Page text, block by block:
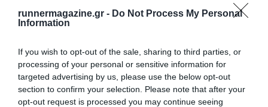
runnermagazine.gr - Do Not Process My Personal
Information
If you wish to opt-out of the sale, sharing to third parties, or
processing of your personal or sensitive information for
targeted advertising by us, please use the below opt-out
section to confirm your selection. Please note that after your
opt-out request is processed you may continue seeing
Τον Υποστηρικτή Προγράμματος Σαββάτου:
Ελληνική Ποδοσφαιρική Ομοσπονδία (ΕΠΟ)
Την Εθελοντική Διασωστική Ομάδα Κρίσεων
Τους Δωροθέτες μας: Αλατοσπήλαιο
Γλυφάδας,Αττικό Ζωολογικό Πάρκο, ΔΗΩ
Guesthouses, Ψωμί & Αλάτι|Γιάννης Λουκάκος,